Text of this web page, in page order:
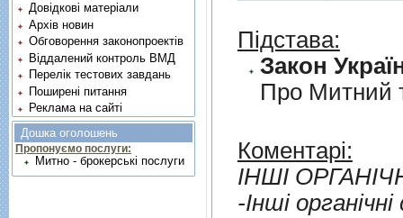
Підстава:
Закон
Про Митний
Коментарі:
IНШI
-Iншi органiчнi
Довідкові матеріали
Архів новин
Обговорення законопроектів
Віддалений контроль ВМД
Перелік тестових завдань
Поширені питання
Реклама на сайті
Дошка оголошень
Пропонуємо послуги:
Митно - брокерські послуги